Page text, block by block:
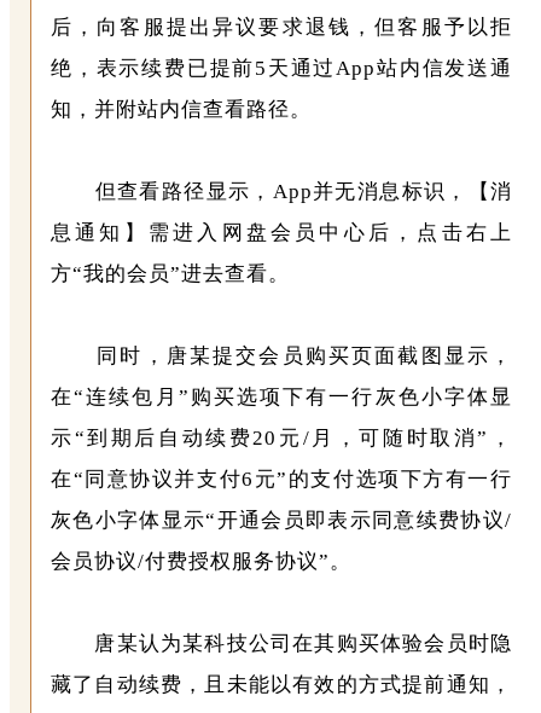
后，向客服提出异议要求退钱，但客服予以拒
绝，表示续费已提前5天通过App站内信发送通
知，并附站内信查看路径。
但查看路径显示，App并无消息标识，【消
息通知】需进入网盘会员中心后，点击右上
方“我的会员”进去查看。
同时，唐某提交会员购买页面截图显示，
在“连续包月”购买选项下有一行灰色小字体显
示“到期后自动续费20元/月，可随时取消”，
在“同意协议并支付6元”的支付选项下方有一行
灰色小字体显示“开通会员即表示同意续费协议/
会员协议/付费授权服务协议”。
唐某认为某科技公司在其购买体验会员时隐
藏了自动续费，且未能以有效的方式提前通知，